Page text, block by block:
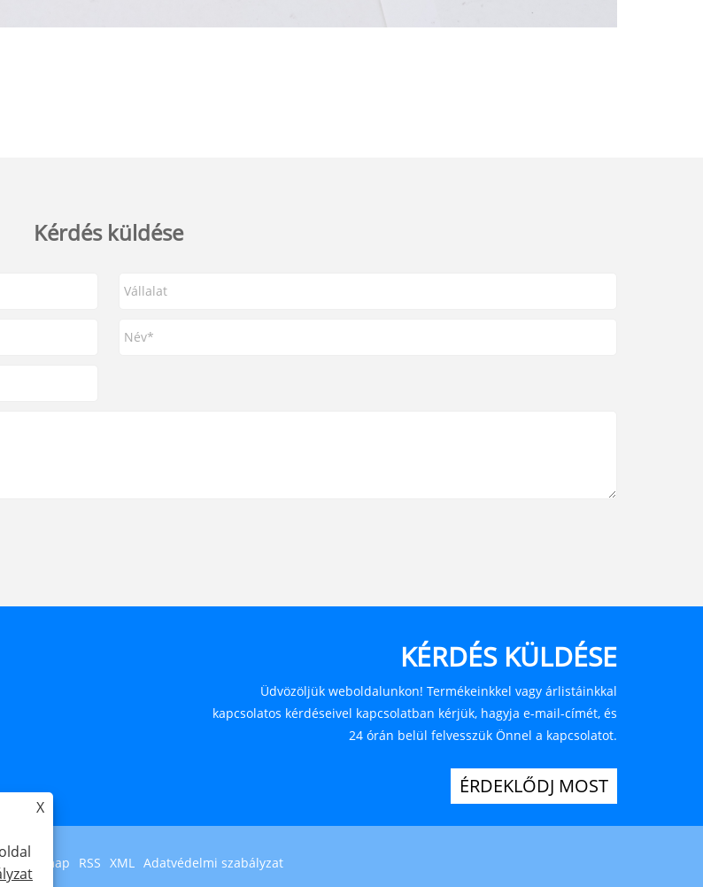
Kérdés küldése
KÉRDÉS KÜLDÉSE
Üdvözöljük weboldalunkon! Termékeinkkel vagy árlistáinkkal
kapcsolatos kérdéseivel kapcsolatban kérjük, hagyja e-mail-címét, és
24 órán belül felvesszük Önnel a kapcsolatot.
ÉRDEKLŐDJ MOST
Sitemap RSS XML Adatvédelmi szabályzat
X